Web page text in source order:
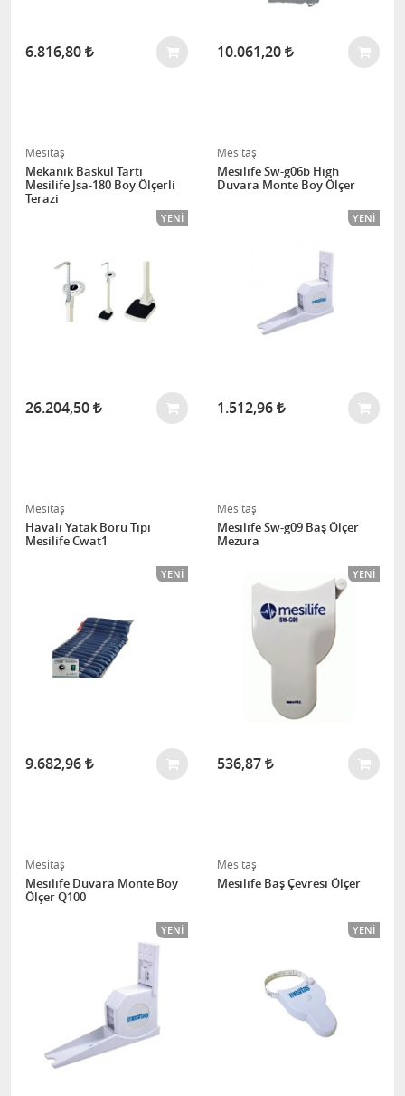
6.816,80 10.061,20
Mesitaş
Mekanik Baskül Tartı
Mesilife Jsa-180 Boy Ölçerli
Terazi
YENI
26.204,50
Mesitaş
Mesilife Sw-g06b High
Duvara Monte Boy Ölçer
YENI
1.512,96
Mesitaş
Havalı Yatak Boru Tipi
Mesilife Cwat1
YENI
9.682,96
Mesitaş
Mesilife Sw-g09 Baş Ölçer
Mezura
YENI
536,87
Mesitaş
Mesilife Duvara Monte Boy
Ölçer Q100
YENI
Mesitaş
Mesilife Baş Çevresi Ölçer
YENI